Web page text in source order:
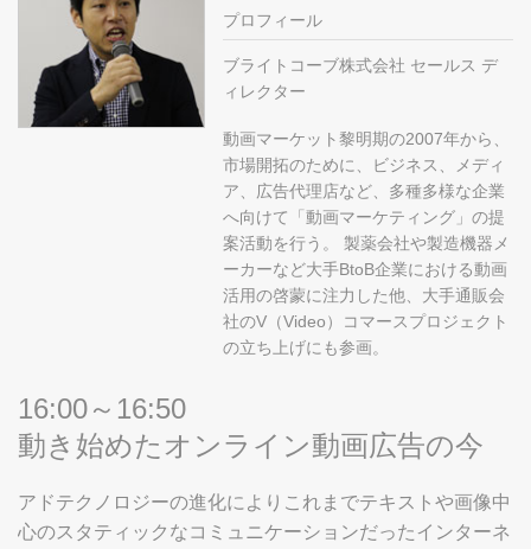
プロフィール
ブライトコーブ株式会社 セールス デ
ィレクター
動画マーケット黎明期の2007年から、
市場開拓のために、ビジネス、メディ
ア、広告代理店など、多種多様な企業
へ向けて「動画マーケティング」の提
案活動を行う。 製薬会社や製造機器メ
ーカーなど大手BtoB企業における動画
活用の啓蒙に注力した他、大手通販会
社のV（Video）コマースプロジェクト
の立ち上げにも参画。
16:00～16:50
動き始めたオンライン動画広告の今
アドテクノロジーの進化によりこれまでテキストや画像中
心のスタティックなコミュニケーションだったインターネ